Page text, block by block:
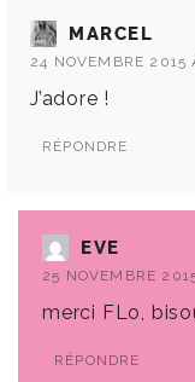
MARCEL
24 NOVEMBRE 2015
J’adore !
RÉPONDRE
EVE
25 NOVEMBRE
merci FLo,
RÉPONDRE